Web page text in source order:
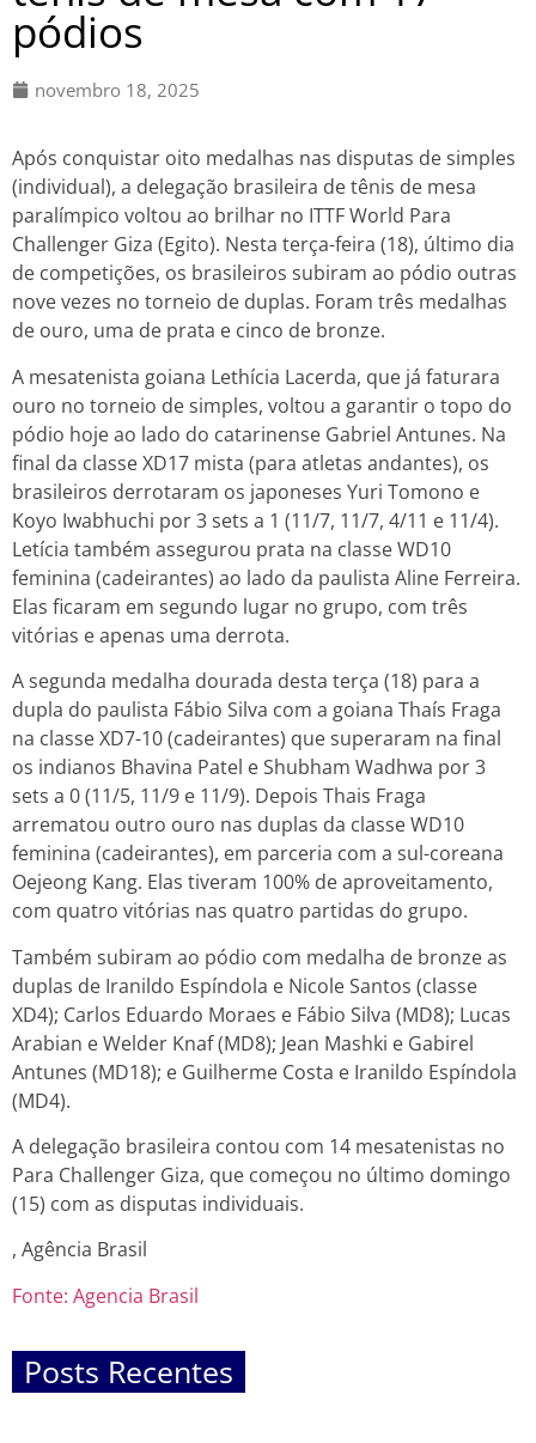
pódios
novembro 18, 2025
Após conquistar oito medalhas nas disputas de simples
(individual), a delegação brasileira de tênis de mesa
paralímpico voltou ao brilhar no ITTF World Para
Challenger Giza (Egito). Nesta terça-feira (18), último dia
de competições, os brasileiros subiram ao pódio outras
nove vezes no torneio de duplas. Foram três medalhas
de ouro, uma de prata e cinco de bronze.
A mesatenista goiana Lethícia Lacerda, que já faturara
ouro no torneio de simples, voltou a garantir o topo do
pódio hoje ao lado do catarinense Gabriel Antunes. Na
final da classe XD17 mista (para atletas andantes), os
brasileiros derrotaram os japoneses Yuri Tomono e
Koyo Iwabhuchi por 3 sets a 1 (11/7, 11/7, 4/11 e 11/4).
Letícia também assegurou prata na classe WD10
feminina (cadeirantes) ao lado da paulista Aline Ferreira.
Elas ficaram em segundo lugar no grupo, com três
vitórias e apenas uma derrota.
A segunda medalha dourada desta terça (18) para a
dupla do paulista Fábio Silva com a goiana Thaís Fraga
na classe XD7-10 (cadeirantes) que superaram na final
os indianos Bhavina Patel e Shubham Wadhwa por 3
sets a 0 (11/5, 11/9 e 11/9). Depois Thais Fraga
arrematou outro ouro nas duplas da classe WD10
feminina (cadeirantes), em parceria com a sul-coreana
Oejeong Kang. Elas tiveram 100% de aproveitamento,
com quatro vitórias nas quatro partidas do grupo.
Também subiram ao pódio com medalha de bronze as
duplas de Iranildo Espíndola e Nicole Santos (classe
XD4); Carlos Eduardo Moraes e Fábio Silva (MD8); Lucas
Arabian e Welder Knaf (MD8); Jean Mashki e Gabirel
Antunes (MD18); e Guilherme Costa e Iranildo Espíndola
(MD4).
A delegação brasileira contou com 14 mesatenistas no
Para Challenger Giza, que começou no último domingo
(15) com as disputas individuais.
, Agência Brasil
Fonte: Agencia Brasil
Posts Recentes